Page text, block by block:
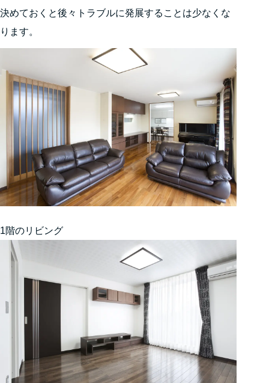
決めておくと後々トラブルに発展することは少なくな
ります。
1階のリビング